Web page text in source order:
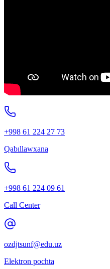
+998 61 224 27 73
Qabıllawxana
+998 61 224 09 61
Call Center
ozdjtsunf@edu.uz
Elektron pochta